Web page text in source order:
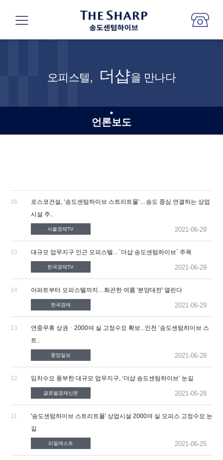
오피스텔, 더샵을 만나다
언론보도
16
포스코건설, ‘송도센텀하이브 스트리트몰’…송도 중심 연결하는 상업
시설 주..
서울경제TV 2021-06-29
15 대규모 업무지구 인근 오피스텔... `더샵 송도센텀하이브` 주목
한국경제TV 2021-06-29
14 아파트부터 오피스텔까지…화끈한 여름 '분양대전' 열린다
한국경제 2021-06-29
13
연중무휴 상권ㆍ2000여 실 고정수요 확보...인천 ‘송도센텀하이브 스
트..
중앙일보 2021-06-28
12 임차수요 풍부한 대규모 업무지구, ‘더샵 송도센텀하이브’ 눈길
글로벌경제신문 2021-06-28
11
'송도센텀하이브 스트리트몰' 상업시설 2000여 실 오피스 고정수요 눈
길
리얼캐스트 2021-06-25